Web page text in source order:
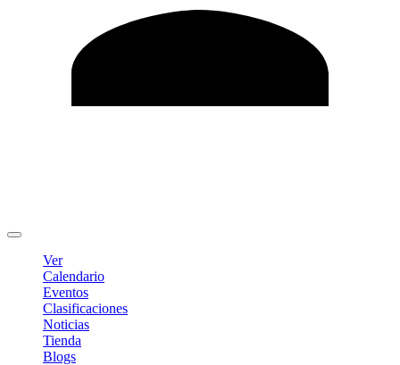
Ver
Calendario
Eventos
Clasificaciones
Noticias
Tienda
Blogs